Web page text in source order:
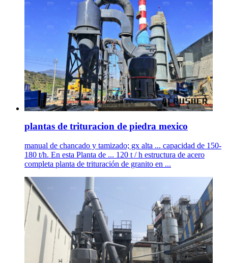
plantas de trituracion de piedra mexico
manual de chancado y tamizado; gx alta ... capacidad de 150-
180 t/h. En esta Planta de ... 120 t / h estructura de acero
completa planta de trituración de granito en ...